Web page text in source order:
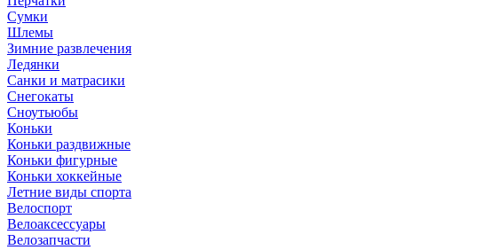
Сумки
Шлемы
Зимние развлечения
Ледянки
Санки и матрасики
Снегокаты
Сноутьюбы
Коньки
Коньки раздвижные
Коньки фигурные
Коньки хоккейные
Летние виды спорта
Велоспорт
Велоаксессуары
Велозапчасти